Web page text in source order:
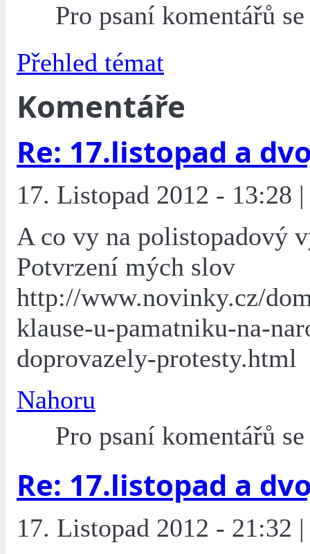
Pro psaní komentářů
Přehled témat
Komentáře
Re: 17.listopad a
17. Listopad 2012 - 13:28
A co vy na polistopadový
Potvrzení mých slov
http://www.novinky.cz/
klause-u-pamatniku-na-
doprovazely-protesty.html
Nahoru
Pro psaní komentářů
Re: 17.listopad a
17. Listopad 2012 - 21:32